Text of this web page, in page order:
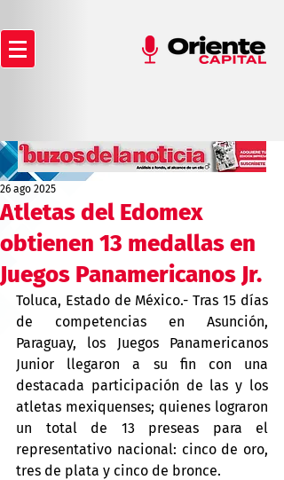
Atletas del Edomex
obtienen 13 medallas en
Juegos Panamericanos Jr.
26 ago 2025
Toluca, Estado de México.- Tras 15 días
de competencias en Asunción,
Paraguay, los Juegos Panamericanos
Junior llegaron a su fin con una
destacada participación de las y los
atletas mexiquenses; quienes lograron
un total de 13 preseas para el
representativo nacional: cinco de oro,
tres de plata y cinco de bronce.